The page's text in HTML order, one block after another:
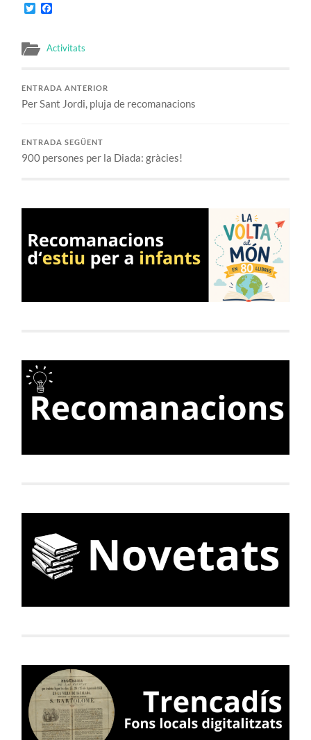
Twitter
Activitats
ENTRADA ANTERIOR
Per Sant Jordi, pluja de recomanacions
ENTRADA SEGÜENT
900 persones per la Diada: gràcies!